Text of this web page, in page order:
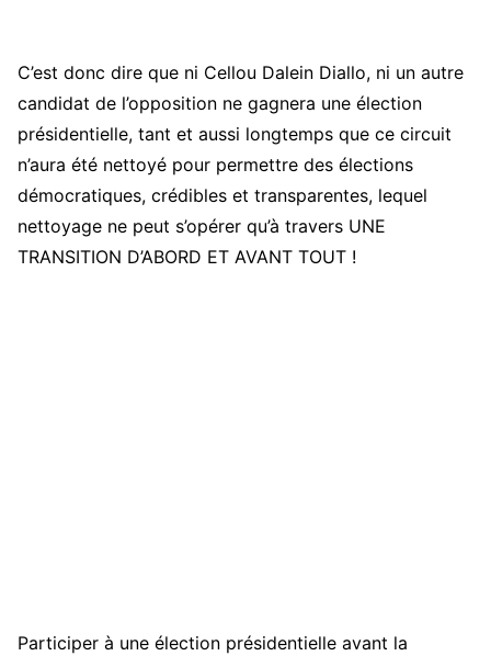
C’est donc dire que ni Cellou Dalein Diallo, ni un autre
candidat de l’opposition ne gagnera une élection
présidentielle, tant et aussi longtemps que ce circuit
n’aura été nettoyé pour permettre des élections
démocratiques, crédibles et transparentes, lequel
nettoyage ne peut s’opérer qu’à travers UNE
TRANSITION D’ABORD ET AVANT TOUT !
Participer à une élection présidentielle avant la